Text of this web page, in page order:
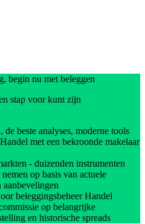
begin nu met beleggen
stap voor kunt zijn
beste analyses, moderne tools
met een bekroonde makelaar
- duizenden instrumenten
op basis van actuele
aanbevelingen
beleggingsbeheer Handel
op belangrijke
en historische spreads